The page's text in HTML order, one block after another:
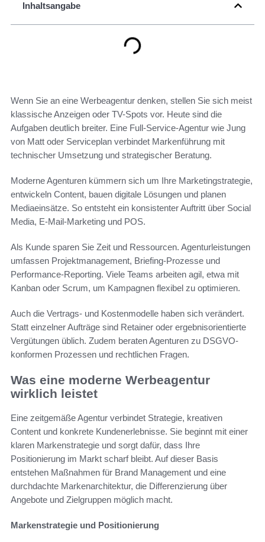
Inhaltsangabe
Wenn Sie an eine Werbeagentur denken, stellen Sie sich meist
klassische Anzeigen oder TV-Spots vor. Heute sind die
Aufgaben deutlich breiter. Eine Full-Service-Agentur wie Jung
von Matt oder Serviceplan verbindet Markenführung mit
technischer Umsetzung und strategischer Beratung.
Moderne Agenturen kümmern sich um Ihre Marketingstrategie,
entwickeln Content, bauen digitale Lösungen und planen
Mediaeinsätze. So entsteht ein konsistenter Auftritt über Social
Media, E‑Mail-Marketing und POS.
Als Kunde sparen Sie Zeit und Ressourcen. Agenturleistungen
umfassen Projektmanagement, Briefing-Prozesse und
Performance-Reporting. Viele Teams arbeiten agil, etwa mit
Kanban oder Scrum, um Kampagnen flexibel zu optimieren.
Auch die Vertrags- und Kostenmodelle haben sich verändert.
Statt einzelner Aufträge sind Retainer oder ergebnisorientierte
Vergütungen üblich. Zudem beraten Agenturen zu DSGVO-
konformen Prozessen und rechtlichen Fragen.
Was eine moderne Werbeagentur
wirklich leistet
Eine zeitgemäße Agentur verbindet Strategie, kreativen
Content und konkrete Kundenerlebnisse. Sie beginnt mit einer
klaren Markenstrategie und sorgt dafür, dass Ihre
Positionierung im Markt scharf bleibt. Auf dieser Basis
entstehen Maßnahmen für Brand Management und eine
durchdachte Markenarchitektur, die Differenzierung über
Angebote und Zielgruppen möglich macht.
Markenstrategie und Positionierung